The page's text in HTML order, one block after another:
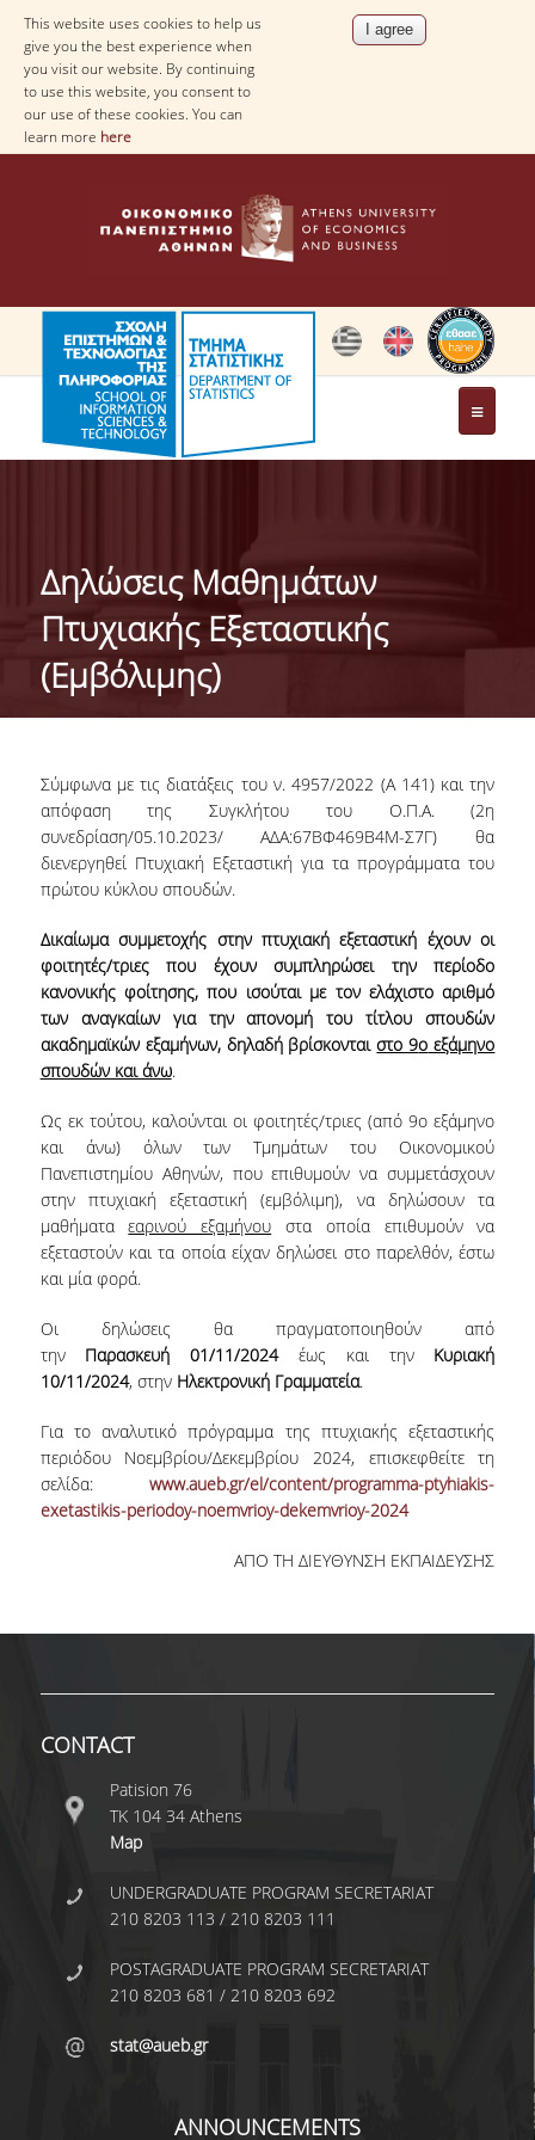
This website uses cookies to help us
give you the best experience when
you visit our website. By continuing
to use this website, you consent to
our use of these cookies. You can
learn more here
THE DEPARTMENT
ADMINISTRATION
DEPARTMENT'S ASSEMBLY
ACADEMIC REPUTATION QS2022:
QS UNIVERSITY RANKINGS 2022
ACTIONS
LABS
LABORATORY OF APPLIED STATISTICS,
PROBABILITY AND DATA ANALYSIS
LABORATORY OF STATISTICAL
COMPUTATIONAL AND BAYESIAN STATISTICS
LABORATORY
STOCHASTIC MODELLING AND
APPLICATIONS LABORATORY
COUNSELING
SOCIAL MEDIA
ACCESS
CALENDARS
EVENT CALENDAR
SPECIAL TECHNICAL LABORATORIAL STAFF
DEPARTMENT REGISTERS
POST DOC RESEARCHERS
HONORARY MEMBERS
Δηλώσεις Μαθημάτων
Πτυχιακής Εξεταστικής
(Εμβόλιμης)
Σύμφωνα με τις διατάξεις του ν. 4957/2022 (Α 141) και την
απόφαση της Συγκλήτου του Ο.Π.Α. (2η
συνεδρίαση/05.10.2023/ ΑΔΑ:67ΒΦ469Β4Μ-Σ7Γ) θα
διενεργηθεί Πτυχιακή Εξεταστική για τα προγράμματα του
πρώτου κύκλου σπουδών.
Δικαίωμα συμμετοχής στην πτυχιακή εξεταστική έχουν οι
φοιτητές/τριες που έχουν συμπληρώσει την περίοδο
κανονικής φοίτησης, που ισούται με τον ελάχιστο αριθμό
των αναγκαίων για την απονομή του τίτλου σπουδών
ακαδημαϊκών εξαμήνων, δηλαδή βρίσκονταιστο 9ο εξάμηνο
σπουδών και άνω.
Ως εκ τούτου, καλούνται οι φοιτητές/τριες (από 9ο εξάμηνο
και άνω) όλων των Τμημάτων του Οικονομικού
Πανεπιστημίου Αθηνών, που επιθυμούν να συμμετάσχουν
στην πτυχιακή εξεταστική (εμβόλιμη), να δηλώσουν τα
μαθήματαεαρινού εξαμήνου στα οποία επιθυμούν να
εξεταστούν και τα οποία είχαν δηλώσει στο παρελθόν, έστω
και μία φορά.
Οι δηλώσεις θα πραγματοποιηθούν από
την Παρασκευή 01/11/2024έως και την Κυριακή
10/11/2024, στην Ηλεκτρονική Γραμματεία.
Για το αναλυτικό πρόγραμμα της πτυχιακής εξεταστικής
περιόδου Νοεμβρίου/Δεκεμβρίου 2024, επισκεφθείτε τη
σελίδα:www.aueb.gr/el/content/programma-ptyhiakis-
exetastikis-periodoy-noemvrioy-dekemvrioy-2024
ΑΠΟ ΤΗ ΔΙΕΥΘΥΝΣΗ ΕΚΠΑΙΔΕΥΣΗΣ
CONTACT
Patision 76
ΤΚ 104 34 Athens
Map
UNDERGRADUATE PROGRAM SECRETARIAT
210 8203 113 / 210 8203 111
POSTAGRADUATE PROGRAM SECRETARIAT
210 8203 681 / 210 8203 692
stat@aueb.gr
ANNOUNCEMENTS